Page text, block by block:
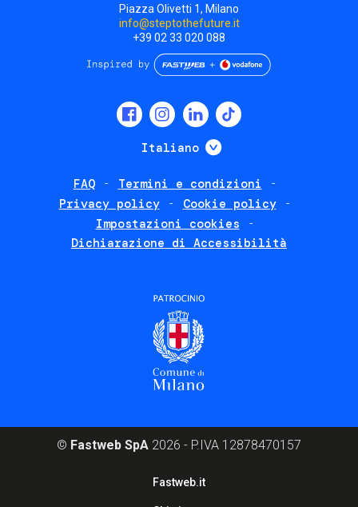
Piazza Olivetti 1, Milano
info@steptothefuture.it
+39 02 33 020 088
Italiano Mostra ulteriori
FAQ
Termini e condizioni
Privacy policy
Cookie policy
Impostazioni cookies
Dichiarazione di Accessibilità
© Fastweb SpA 2026 - P.IVA 12878470157
Fastweb.it